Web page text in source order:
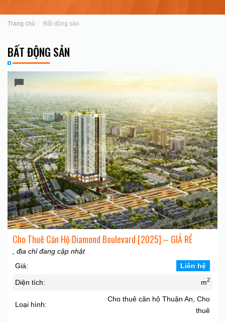
Trang chủ Bất động sản
BẤT ĐỘNG SẢN
Cho Thuê Căn Hộ Diamond Boulevard [2025] – GIÁ RẺ
, địa chỉ đang cập nhật
Giá:
Liên hệ
Diện tích: m2
Loại hình:
Cho thuê căn hộ Thuận An, Cho
thuê